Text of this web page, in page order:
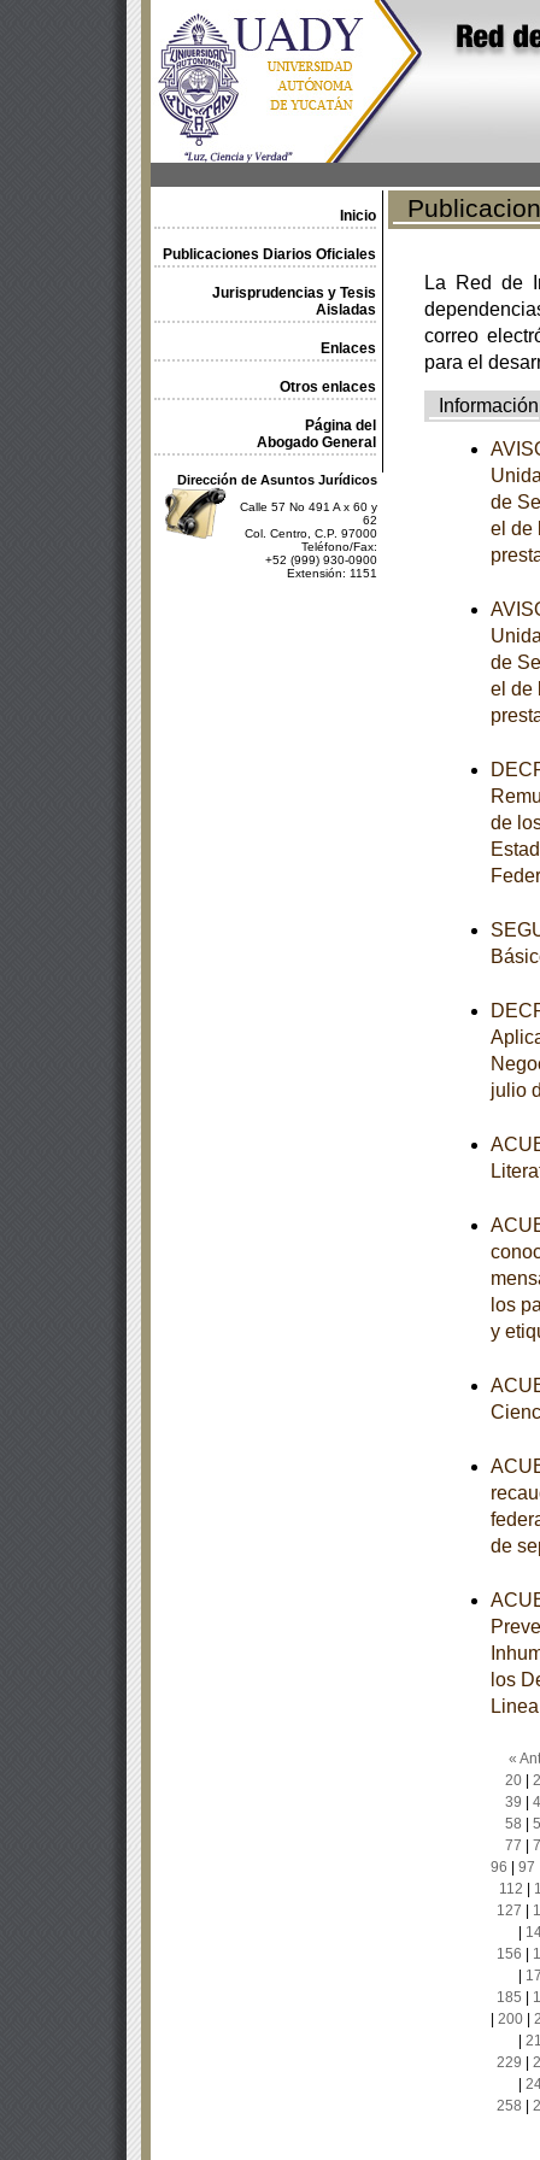
Inicio
Publicaciones Diarios Oficiales
Jurisprudencias y Tesis
Aisladas
Enlaces
Otros enlaces
Página del
Abogado General
Dirección de Asuntos Jurídicos
Calle 57 No 491 A x 60 y
62
Col. Centro, C.P. 97000
Teléfono/Fax:
+52 (999) 930-0900
Extensión: 1151
La Red de
correo
para el
Información
de
el de
de
el de
de
julio
los
y
de
los
«
20|
39
58
77
96
97
112
127
156
185
200|
229
258